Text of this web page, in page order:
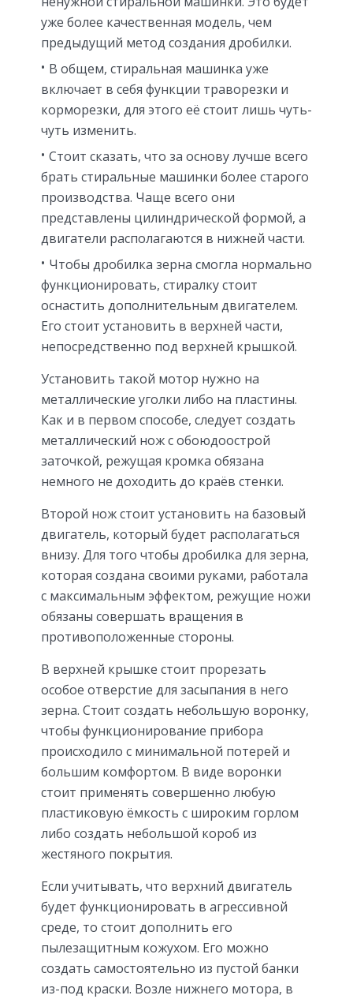
уже более качественная модель, чем
предыдущий метод создания дробилки.
В общем, стиральная машинка уже
включает в себя функции траворезки и
корморезки, для этого её стоит лишь чуть-
чуть изменить.
Стоит сказать, что за основу лучше всего
брать стиральные машинки более старого
производства. Чаще всего они
представлены цилиндрической формой, а
двигатели располагаются в нижней части.
Чтобы дробилка зерна смогла нормально
функционировать, стиралку стоит
оснастить дополнительным двигателем.
Его стоит установить в верхней части,
непосредственно под верхней крышкой.
Установить такой мотор нужно на
металлические уголки либо на пластины.
Как и в первом способе, следует создать
металлический нож с обоюдоострой
заточкой, режущая кромка обязана
немного не доходить до краёв стенки.
Второй нож стоит установить на базовый
двигатель, который будет располагаться
внизу. Для того чтобы дробилка для зерна,
которая создана своими руками, работала
с максимальным эффектом, режущие ножи
обязаны совершать вращения в
противоположенные стороны.
В верхней крышке стоит прорезать
особое отверстие для засыпания в него
зерна. Стоит создать небольшую воронку,
чтобы функционирование прибора
происходило с минимальной потерей и
большим комфортом. В виде воронки
стоит применять совершенно любую
пластиковую ёмкость с широким горлом
либо создать небольшой короб из
жестяного покрытия.
Если учитывать, что верхний двигатель
будет функционировать в агрессивной
среде, то стоит дополнить его
пылезащитным кожухом. Его можно
создать самостоятельно из пустой банки
из-под краски. Возле нижнего мотора, в